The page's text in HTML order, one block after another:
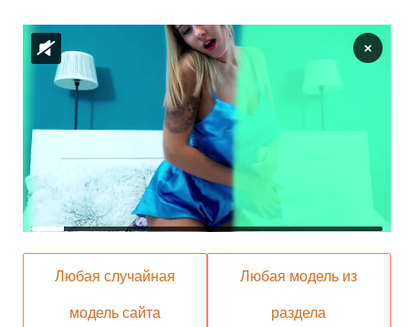
Любая случайная
модель сайта
Любая модель из
раздела